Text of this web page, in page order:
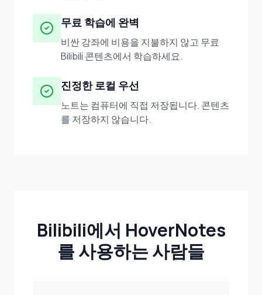
무료 학습에 완벽
비싼 강좌에 비용을 지불하지 않고 무료
Bilibili 콘텐츠에서 학습하세요.
진정한 로컬 우선
노트는 컴퓨터에 직접 저장됩니다. 콘텐츠
를 저장하지 않습니다.
Bilibili에서 HoverNotes
를 사용하는 사람들